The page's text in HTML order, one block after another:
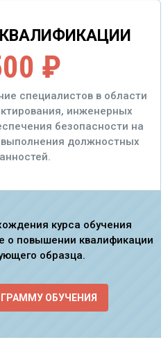
₽
специалистов в области
инженерных
безопасности на
должностных
курса обучения
о повышении квалификации
образца.
ОБУЧЕНИЯ